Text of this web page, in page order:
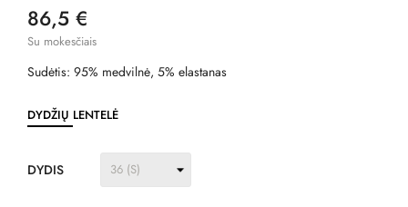
86,5 €
Su mokesčiais
Sudėtis: 95% medvilnė, 5% elastanas
DYDŽIŲ LENTELĖ
DYDIS